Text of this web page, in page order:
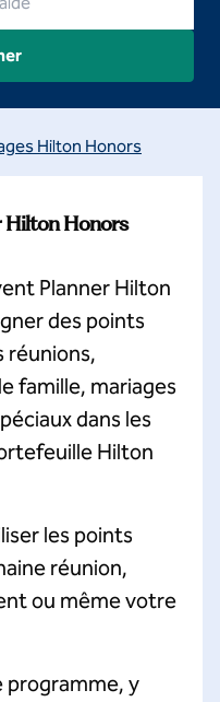
Hilton Honors
Hilton Honors
Planner Hilton
des points
réunions,
famille, mariages
dans les
Hilton
les points
réunion,
ou même votre
programme, y